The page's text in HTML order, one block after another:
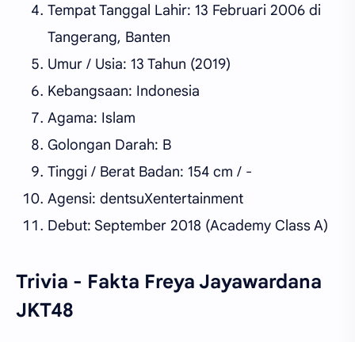
Tempat Tanggal Lahir: 13 Februari 2006 di
Tangerang, Banten
Umur / Usia: 13 Tahun (2019)
Kebangsaan: Indonesia
Agama: Islam
Golongan Darah: B
Tinggi / Berat Badan: 154 cm / -
Agensi: dentsuXentertainment
Debut: September 2018 (Academy Class A)
Trivia - Fakta Freya Jayawardana
JKT48